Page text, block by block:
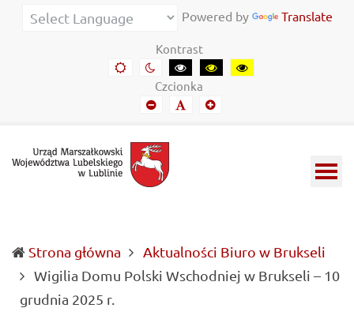
Urząd
Informacje
Lubelszczyźnie
Powered by Translate
Kontrast
Domyślny
kontrast
Kontrast
nocny
Kontrast
czarny-
biały
Kontrast
czarny-
Kontrast
żółto-
Czcionka
Mniejszy
font
Domyślny
font
Mniejszy
Strona główna
Aktualności Biuro w Brukseli
Wigilia Domu Polski Wschodniej w Brukseli – 10
grudnia 2025 r.